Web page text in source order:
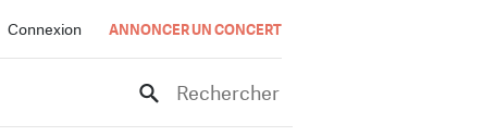
Connexion ANNONCER UN CONCERT
Rechercher